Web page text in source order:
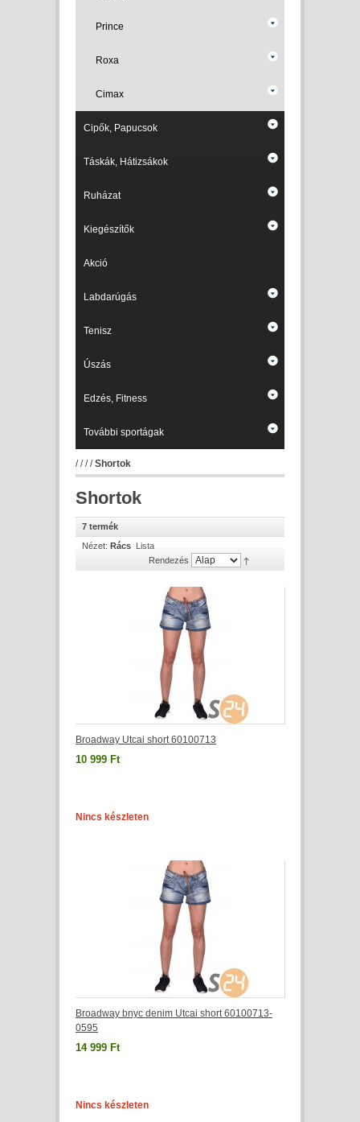
Prince
Roxa
Cimax
Cipők, Papucsok
Táskák, Hátizsákok
Ruházat
Kiegészítők
Akció
Labdarúgás
Tenisz
Úszás
Edzés, Fitness
További sportágak
////Shortok
Shortok
7 termék
Nézet: Rács Lista
Rendezés
Broadway Utcai short 60100713
10 999 Ft
Nincs készleten
Broadway bnyc denim Utcai short 60100713-
0595
14 999 Ft
Nincs készleten